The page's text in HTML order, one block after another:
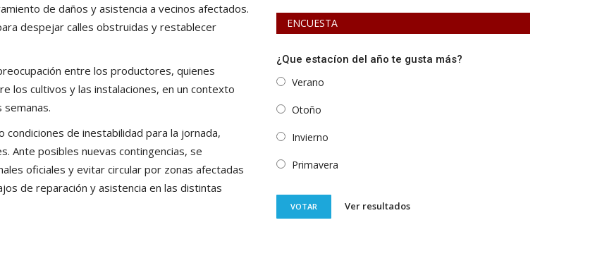
de daños y asistencia a vecinos afectados.
despejar calles obstruidas y restablecer
entre los productores, quienes
los cultivos y las instalaciones, en un contexto
semanas.
condiciones de inestabilidad para la jornada,
Ante posibles nuevas contingencias, se
oficiales y evitar circular por zonas afectadas
de reparación y asistencia en las distintas
ENCUESTA
¿Que estacíon del año te gusta más?
Verano
Otoño
Invierno
Primavera
VOTAR Ver resultados